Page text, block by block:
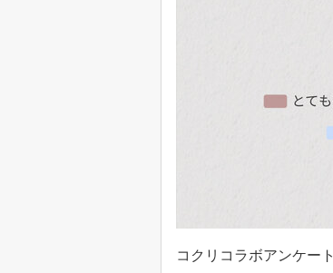
コクリコラボアンケート